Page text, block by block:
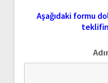
Aşağıdaki formu